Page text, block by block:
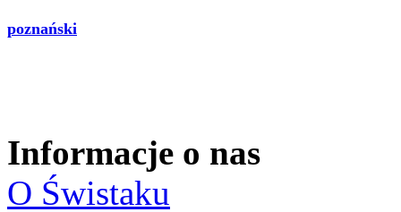
poznański
Informacje o nas
O Świstaku